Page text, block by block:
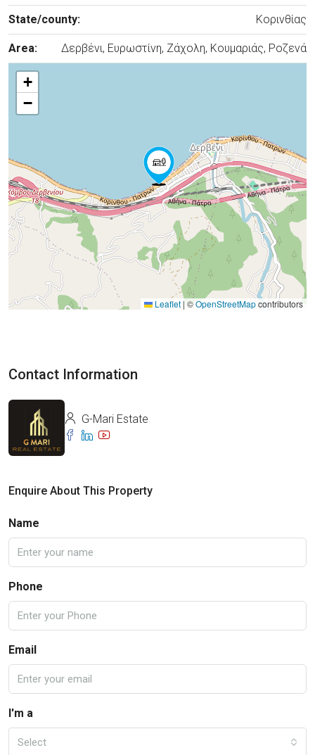
State/county: Κορινθίας
Area: Δερβένι, Ευρωστίνη, Ζάχολη, Κουμαριάς, Ροζενά
+
−
Leaflet | ©OpenStreetMapcontributors
Contact Information
G-Mari Estate
Enquire About This Property
Name
Phone
Email
I'm a
Select